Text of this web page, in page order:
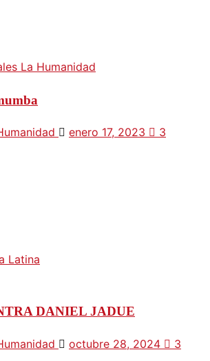
La Humanidad
enero 17, 2023 3
Latina
DANIEL JADUE
octubre 28, 2024 3